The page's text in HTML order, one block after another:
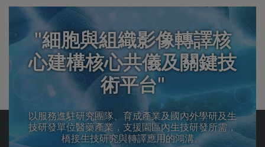
"細胞與組織影像轉譯核
心建構核心共儀及關鍵技
術平台"
以服務進駐研究團隊、育成產業及國內外學研及生
技研發單位醫藥產業，支援園區內生技研發所需，
橋接生技研究與轉譯應用的鴻溝。